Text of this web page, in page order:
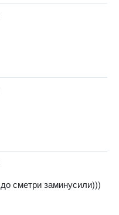
сметри заминусили)))